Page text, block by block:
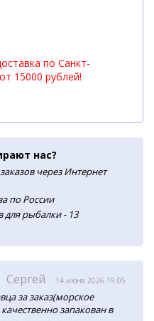
по Санкт-
15000 рублей!
нас?
через Интернет
по России
для рыбалки - 13
Сергей 14 июня 2026 19:05
за заказ(морское
запакован в